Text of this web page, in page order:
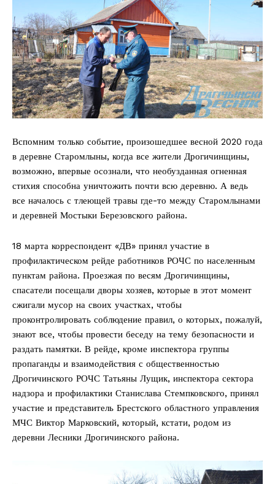
Вспомним только событие, произошедшее весной 2020 года
в деревне Старомлыны, когда все жители Дрогичинщины,
возможно, впервые осознали, что необузданная огненная
стихия способна уничтожить почти всю деревню. А ведь
все началось с тлеющей травы где-то между Старомлынами
и деревней Мостыки Березовского района.
18 марта корреспондент «ДВ» принял участие в
профилактическом рейде работников РОЧС по населенным
пунктам района. Проезжая по весям Дрогичинщины,
спасатели посещали дворы хозяев, которые в этот момент
сжигали мусор на своих участках, чтобы
проконтролировать соблюдение правил, о которых, пожалуй,
знают все, чтобы провести беседу на тему безопасности и
раздать памятки. В рейде, кроме инспектора группы
пропаганды и взаимодействия с общественностью
Дрогичинского РОЧС Татьяны Лущик, инспектора сектора
надзора и профилактики Станислава Стемпковского, принял
участие и представитель Брестского областного управления
МЧС Виктор Марковский, который, кстати, родом из
деревни Лесники Дрогичинского района.